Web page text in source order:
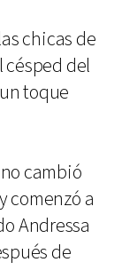
chicas de
césped del
toque
cambió
comenzó a
Andressa
de